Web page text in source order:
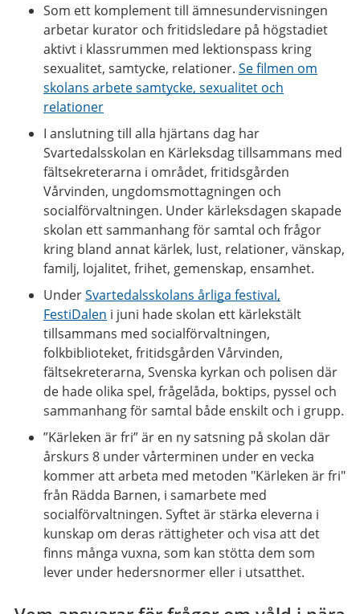
Som ett komplement till ämnesundervisningen
arbetar kurator och fritidsledare på högstadiet
aktivt i klassrummen med lektionspass kring
sexualitet, samtycke, relationer. Se filmen om
skolans arbete samtycke, sexualitet och
relationer
I anslutning till alla hjärtans dag har
Svartedalsskolan en Kärleksdag tillsammans med
fältsekreterarna i området, fritidsgården
Vårvinden, ungdomsmottagningen och
socialförvaltningen. Under kärleksdagen skapade
skolan ett sammanhang för samtal och frågor
kring bland annat kärlek, lust, relationer, vänskap,
familj, lojalitet, frihet, gemenskap, ensamhet.
UnderSvartedalsskolans årliga festival,
FestiDalen i juni hade skolan ett kärlekstält
tillsammans med socialförvaltningen,
folkbiblioteket, fritidsgården Vårvinden,
fältsekreterarna, Svenska kyrkan och polisen där
de hade olika spel, frågelåda, boktips, pyssel och
sammanhang för samtal både enskilt och i grupp.
”Kärleken är fri” är en ny satsning på skolan där
årskurs 8 under vårterminen under en vecka
kommer att arbeta med metoden "Kärleken är fri"
från Rädda Barnen, i samarbete med
socialförvaltningen. Syftet är stärka eleverna i
kunskap om deras rättigheter och visa att det
finns många vuxna, som kan stötta dem som
lever under hedersnormer eller i utsatthet.